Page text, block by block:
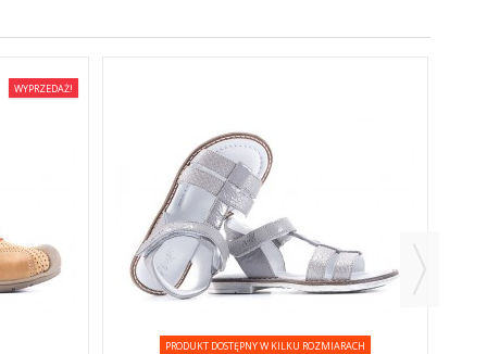
WYPRZEDAŻ!
PRODUKT DOSTĘPNY W KILKU ROZMIARACH